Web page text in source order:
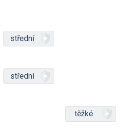
střední
střední
těžké